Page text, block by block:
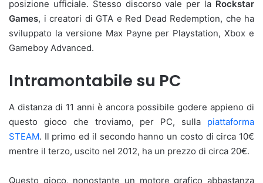
posizione ufficiale. Stesso discorso vale per la Rockstar
Games, i creatori di GTA e Red Dead Redemption, che ha
sviluppato la versione Max Payne per Playstation, Xbox e
Gameboy Advanced.
Intramontabile su PC
A distanza di 11 anni è ancora possibile godere appieno di
questo gioco che troviamo, per PC, sulla piattaforma
STEAM. Il primo ed il secondo hanno un costo di circa 10€
mentre il terzo, uscito nel 2012, ha un prezzo di circa 20€.
Questo gioco, nonostante un motore grafico abbastanza